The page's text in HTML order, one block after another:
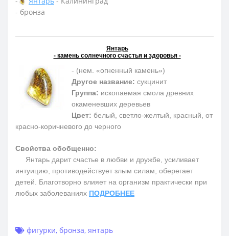
- бронза
Янтарь
- камень солнечного счастья и здоровья -
- (нем. «огненный камень»)
Другое название: сукцинит
Группа: ископаемая смола древних
окаменевших деревьев
Цвет: белый, светло-желтый, красный, от
красно-коричневого до черного
Свойства обобщенно:
Янтарь дарит счастье в любви и дружбе, усиливает
интуицию, противодействует злым силам, оберегает
детей. Благотворно влияет на организм практически при
любых заболеваниях ПОДРОБНЕЕ
фигурки, бронза, янтарь